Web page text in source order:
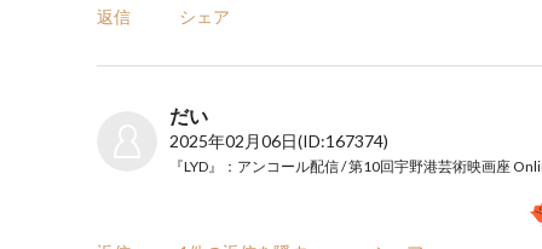
返信 シェア
だい
2025年02月06日(ID:167374)